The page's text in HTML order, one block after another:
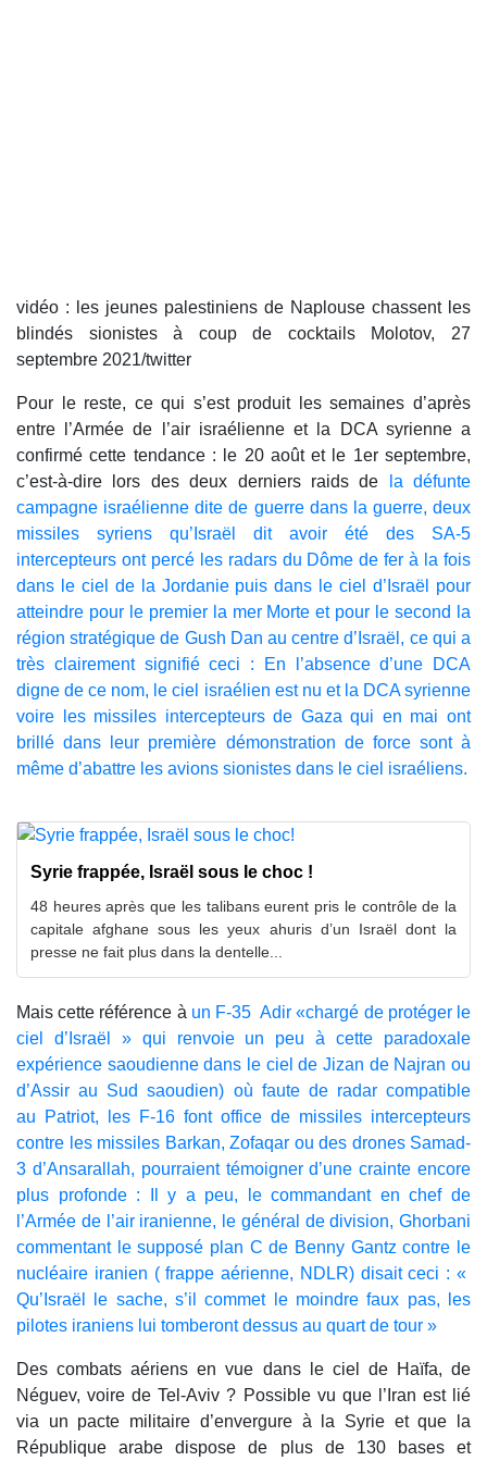
vidéo : les jeunes palestiniens de Naplouse chassent les
blindés sionistes à coup de cocktails Molotov, 27
septembre 2021/twitter
Pour le reste, ce qui s’est produit les semaines d’après
entre l’Armée de l’air israélienne et la DCA syrienne a
confirmé cette tendance : le 20 août et le 1er septembre,
c’est-à-dire lors des deux derniers raids de la défunte
campagne israélienne dite de guerre dans la guerre, deux
missiles syriens qu’Israël dit avoir été des SA-5
intercepteurs ont percé les radars du Dôme de fer à la fois
dans le ciel de la Jordanie puis dans le ciel d’Israël pour
atteindre pour le premier la mer Morte et pour le second la
région stratégique de Gush Dan au centre d’Israël, ce qui a
très clairement signifié ceci : En l’absence d’une DCA
digne de ce nom, le ciel israélien est nu et la DCA syrienne
voire les missiles intercepteurs de Gaza qui en mai ont
brillé dans leur première démonstration de force sont à
même d’abattre les avions sionistes dans le ciel israéliens.
Syrie frappée, Israël sous le choc !
48 heures après que les talibans eurent pris le contrôle de la
capitale afghane sous les yeux ahuris d’un Israël dont la
presse ne fait plus dans la dentelle...
Mais cette référence à un F-35 Adir «chargé de protéger le
ciel d’Israël » qui renvoie un peu à cette paradoxale
expérience saoudienne dans le ciel de Jizan de Najran ou
d’Assir au Sud saoudien) où faute de radar compatible
au Patriot, les F-16 font office de missiles intercepteurs
contre les missiles Barkan, Zofaqar ou des drones Samad-
3 d’Ansarallah, pourraient témoigner d’une crainte encore
plus profonde : Il y a peu, le commandant en chef de
l’Armée de l’air iranienne, le général de division, Ghorbani
commentant le supposé plan C de Benny Gantz contre le
nucléaire iranien ( frappe aérienne, NDLR) disait ceci : «
Qu’Israël le sache, s’il commet le moindre faux pas, les
pilotes iraniens lui tomberont dessus au quart de tour »
Des combats aériens en vue dans le ciel de Haïfa, de
Néguev, voire de Tel-Aviv ? Possible vu que l’Iran est lié
via un pacte militaire d’envergure à la Syrie et que la
République arabe dispose de plus de 130 bases et